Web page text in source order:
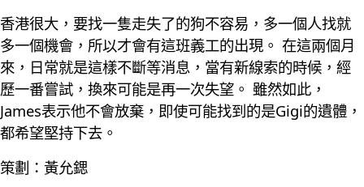
香港很大，要找一隻走失了的狗不容易，多一個人找就
多一個機會，所以才會有這班義工的出現。 在這兩個月
來，日常就是這樣不斷等消息，當有新線索的時候，經
歷一番嘗試，換來可能是再一次失望。 雖然如此，
James表示他不會放棄，即使可能找到的是Gigi的遺體，
都希望堅持下去。
策劃：黃允鍶